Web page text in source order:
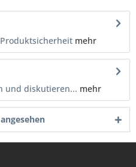
mehr
und diskutieren... mehr